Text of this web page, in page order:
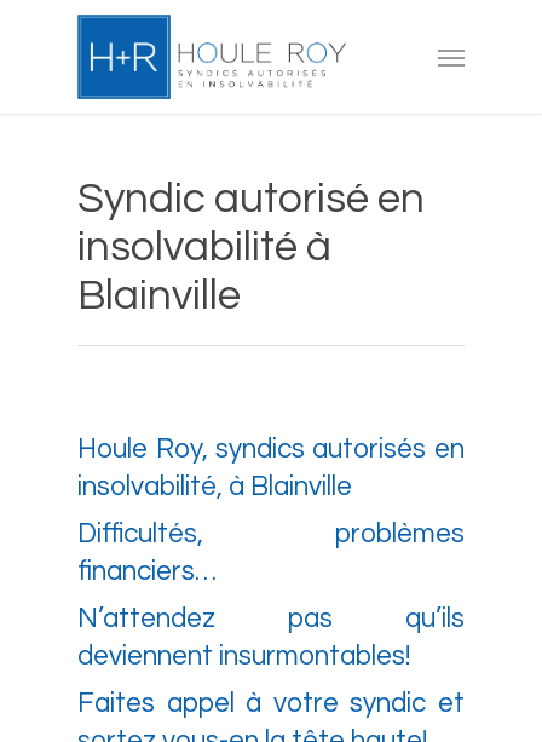
Menu
Syndic autorisé en
insolvabilité à
Blainville
Houle Roy, syndics autorisés en
insolvabilité, à Blainville
Difficultés, problèmes
financiers…
N’attendez pas qu’ils
deviennent insurmontables!
Faites appel à votre syndic et